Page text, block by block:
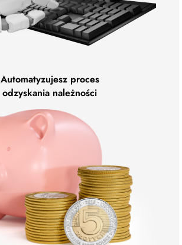
Automatyzujesz proces
odzyskania należności